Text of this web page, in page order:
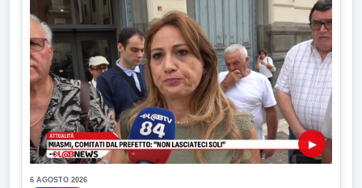
▶
6 AGOSTO 2026